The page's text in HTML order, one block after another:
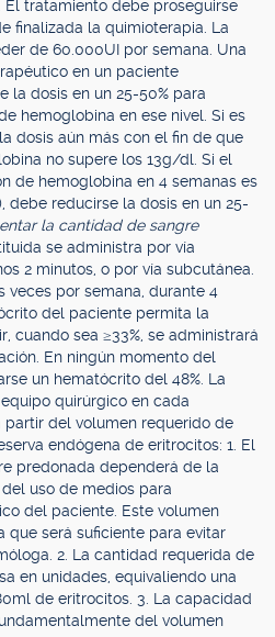
tratamiento debe proseguirse
finalizada la quimioterapia. La
de 60.000UI por semana. Una
en un paciente
la dosis en un 25-50% para
hemoglobina en ese nivel. Si es
dosis aún más con el fin de que
no supere los 13g/dl. Si el
de hemoglobina en 4 semanas es
reducirse la dosis en un 25-
la cantidad de sangre
se administra por vía
2 minutos, o por vía subcutánea.
veces por semana, durante 4
del paciente permita la
cuando sea ≥33%, se administrará
En ningún momento del
un hematócrito del 48%. La
quirúrgico en cada
partir del volumen requerido de
endógena de eritrocitos: 1. El
predonada dependerá de la
uso de medios para
del paciente. Este volumen
que será suficiente para evitar
2. La cantidad requerida de
en unidades, equivaliendo una
de eritrocitos. 3. La capacidad
del volumen